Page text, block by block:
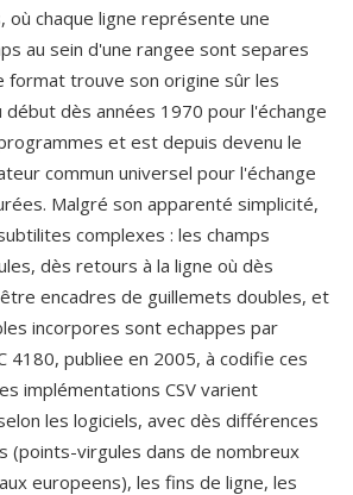
où chaque ligne représente une
au sein d'une rangee sont separes
format trouve son origine sûr les
début dès années 1970 pour l'échange
et est depuis devenu le
commun universel pour l'échange
Malgré son apparenté simplicité,
complexes : les champs
dès retours à la ligne où dès
encadres de guillemets doubles, et
incorpores sont echappes par
4180, publiee en 2005, à codifie ces
implémentations CSV varient
les logiciels, avec dès différences
(points-virgules dans de nombreux
europeens), les fins de ligne, les